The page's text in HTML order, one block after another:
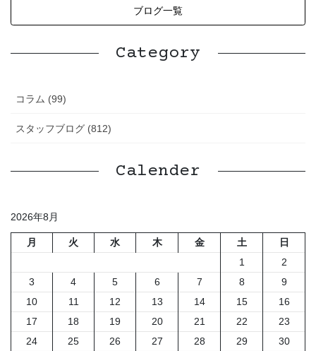
ブログ一覧
Category
コラム (99)
スタッフブログ (812)
Calender
2026年8月
月 火 水 木 金 土
日
1
2
3
4 5 6 7 8
9
10
11 12 13 14 15
16
17
18 19 20 21 22
23
24
25 26 27 28 29
30